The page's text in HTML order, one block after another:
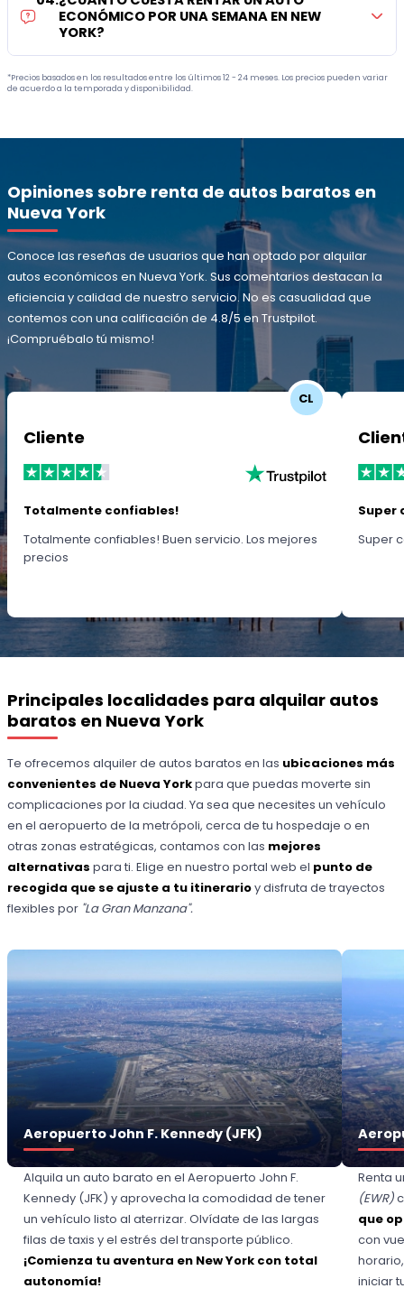
ECONÓMICO POR UNA SEMANA EN NEW
YORK?
*Precios basados en los resultados entre los últimos 12 - 24 meses. Los precios pueden variar
de acuerdo a la temporada y disponibilidad.
Opiniones sobre renta de autos baratos en
Nueva York
Conoce las reseñas de usuarios que han optado por alquilar
autos económicos en Nueva York. Sus comentarios destacan la
eficiencia y calidad de nuestro servicio. No es casualidad que
contemos con una calificación de 4.8/5 en Trustpilot.
¡Compruébalo tú mismo!
CL
Cliente
Totalmente confiables!
Totalmente confiables! Buen servicio. Los mejores
precios
Super
Super
Principales localidades para alquilar autos
baratos en Nueva York
Te ofrecemos alquiler de autos baratos en las ubicaciones más
convenientes de Nueva Yorkpara que puedas moverte sin
complicaciones por la ciudad. Ya sea que necesites un vehículo
en el aeropuerto de la metrópoli, cerca de tu hospedaje o en
otras zonas estratégicas, contamos con las mejores
alternativaspara ti. Elige en nuestro portal web el punto de
recogida que se ajuste a tu itinerarioy disfruta de trayectos
flexibles por "La Gran Manzana".
Aeropuerto John F. Kennedy (JFK)
Alquila un auto barato en el Aeropuerto John F.
Kennedy (JFK) y aprovecha la comodidad de tener
un vehículo listo al aterrizar. Olvídate de las largas
filas de taxis y el estrés del transporte público.
¡Comienza tu aventura en New York con total
autonomía!
Renta
(EWR)
que
con
iniciar